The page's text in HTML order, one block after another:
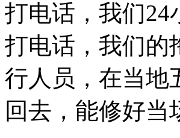
打电话，我们24
打电话，我们的
行人员，在当地
回去，能修好当